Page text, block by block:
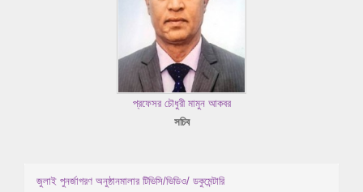
প্রফেসর চৌধুরী মামুন আকবর
সচিব
জুলাই পুনর্জাগরণ অনুষ্ঠানমালার টিভিসি/ভিডিও/ ডকুমেন্টারি